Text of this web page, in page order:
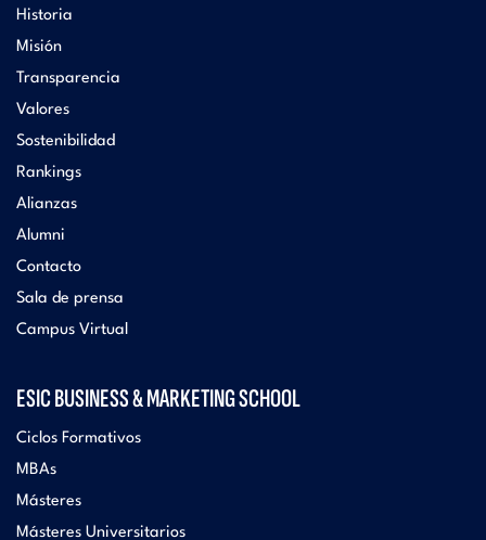
Historia
Misión
Transparencia
Valores
Sostenibilidad
Rankings
Alianzas
Alumni
Contacto
Sala de prensa
Campus Virtual
ESIC BUSINESS & MARKETING SCHOOL
Ciclos Formativos
MBAs
Másteres
Másteres Universitarios